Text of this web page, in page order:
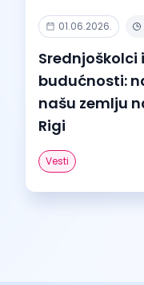
01.06.2026.
Srednjoškolci
budućnosti:
našu zemlju
Rigi
Vesti